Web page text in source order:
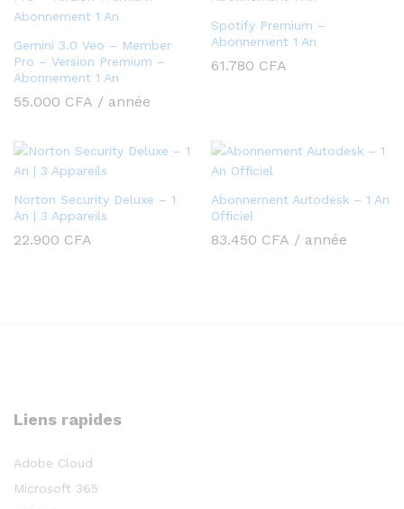
Gemini 3.0 Veo – Member
Pro – Version Premium –
Abonnement 1 An
55.000 CFA / année
Spotify Premium –
Abonnement 1 An
61.780 CFA
Norton Security Deluxe – 1
An | 3 Appareils
22.900 CFA
Abonnement Autodesk – 1 An
Officiel
83.450 CFA / année
Liens rapides
Adobe Cloud
Microsoft 365